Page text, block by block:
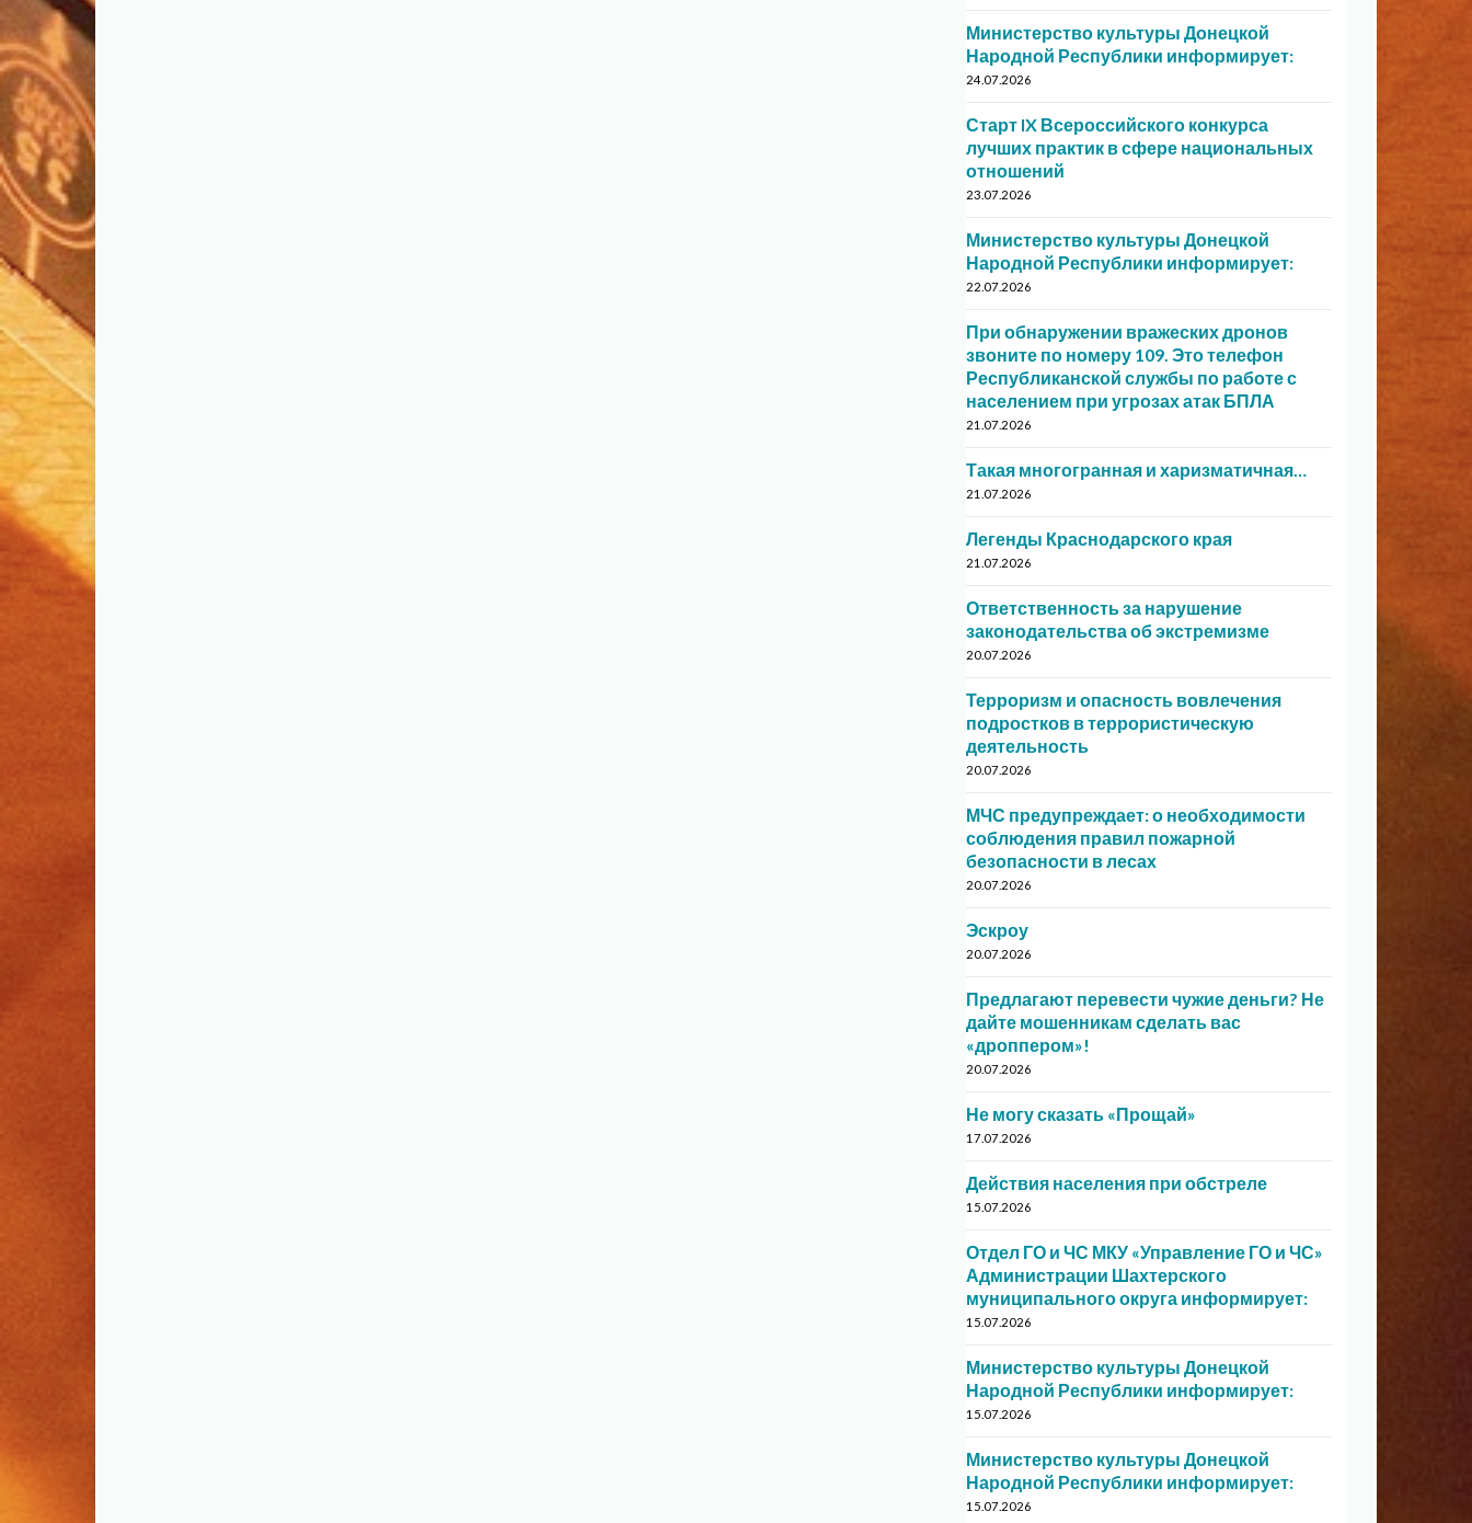
Министерство культуры Донецкой
Народной Республики информирует:
24.07.2026
Старт IX Всероссийского конкурса
лучших практик в сфере национальных
отношений
23.07.2026
Министерство культуры Донецкой
Народной Республики информирует:
22.07.2026
При обнаружении вражеских дронов
звоните по номеру 109. Это телефон
Республиканской службы по работе с
населением при угрозах атак БПЛА
21.07.2026
Такая многогранная и харизматичная…
21.07.2026
Легенды Краснодарского края
21.07.2026
Ответственность за нарушение
законодательства об экстремизме
20.07.2026
Терроризм и опасность вовлечения
подростков в террористическую
деятельность
20.07.2026
МЧС предупреждает: о необходимости
соблюдения правил пожарной
безопасности в лесах
20.07.2026
Эскроу
20.07.2026
Предлагают перевести чужие деньги? Не
дайте мошенникам сделать вас
«дроппером»!
20.07.2026
Не могу сказать «Прощай»
17.07.2026
Действия населения при обстреле
15.07.2026
Отдел ГО и ЧС МКУ «Управление ГО и ЧС»
Администрации Шахтерского
муниципального округа информирует:
15.07.2026
Министерство культуры Донецкой
Народной Республики информирует:
15.07.2026
Министерство культуры Донецкой
Народной Республики информирует:
15.07.2026